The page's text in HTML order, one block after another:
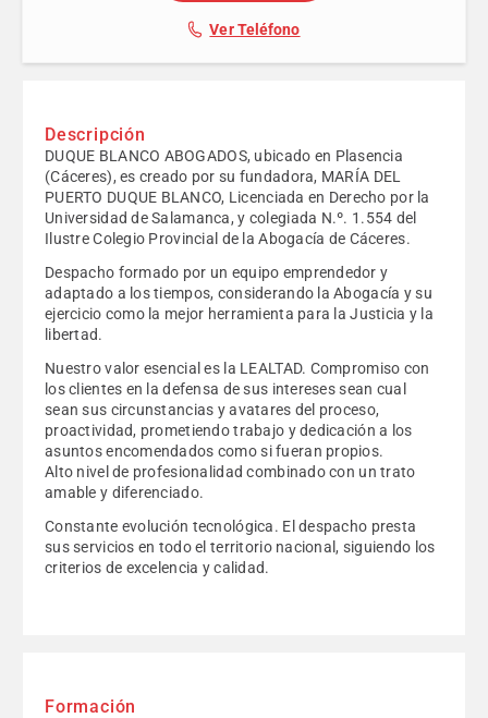
Ver Teléfono
Descripción
DUQUE BLANCO ABOGADOS, ubicado en Plasencia
(Cáceres), es creado por su fundadora, MARÍA DEL
PUERTO DUQUE BLANCO, Licenciada en Derecho por la
Universidad de Salamanca, y colegiada N.º. 1.554 del
Ilustre Colegio Provincial de la Abogacía de Cáceres.
Despacho formado por un equipo emprendedor y
adaptado a los tiempos, considerando la Abogacía y su
ejercicio como la mejor herramienta para la Justicia y la
libertad.
Nuestro valor esencial es la LEALTAD. Compromiso con
los clientes en la defensa de sus intereses sean cual
sean sus circunstancias y avatares del proceso,
proactividad, prometiendo trabajo y dedicación a los
asuntos encomendados como si fueran propios.
Alto nivel de profesionalidad combinado con un trato
amable y diferenciado.
Constante evolución tecnológica. El despacho presta
sus servicios en todo el territorio nacional, siguiendo los
criterios de excelencia y calidad.
Formación